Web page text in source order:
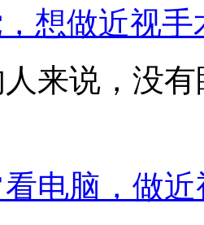
想做近视
来说，没
看电脑，做